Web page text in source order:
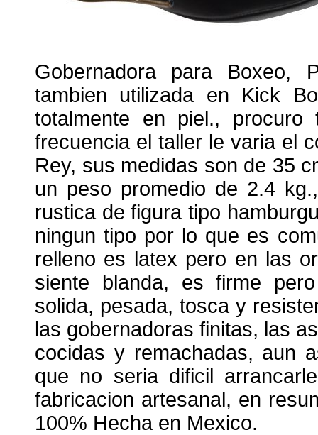
Gobernadora para Boxeo,
tambien utilizada en Kick
totalmente en piel.,
frecuencia el taller le varia el
Rey, sus medidas son de 35
un peso promedio de 2.4
rustica de figura tipo
ningun tipo por lo que es
relleno es latex pero en las
siente blanda, es firme
solida, pesada, tosca y
las gobernadoras finitas, las
cocidas y remachadas, aun
que no seria dificil
fabricacion artesanal, en
100% Hecha en Mexico.